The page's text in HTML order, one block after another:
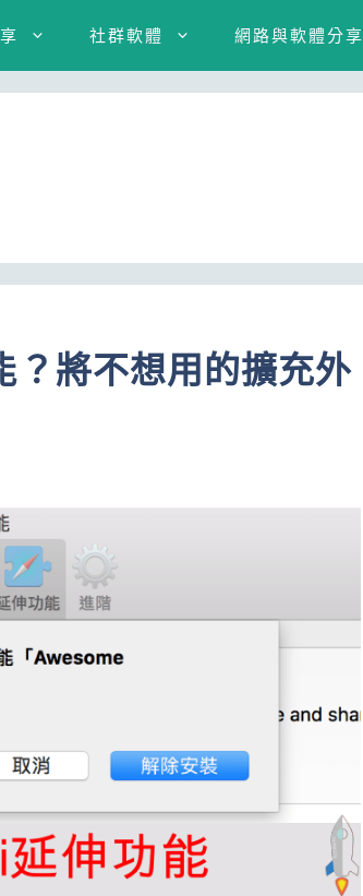
社群軟體 網路與軟體分享
將不想用的擴充外